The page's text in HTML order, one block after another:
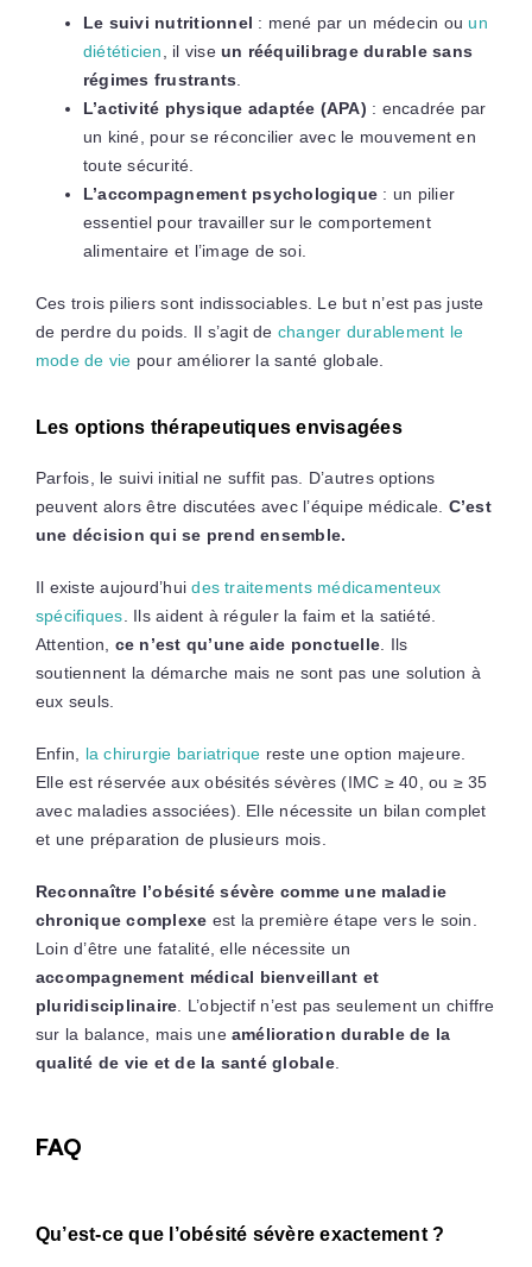
Le suivi nutritionnel : mené par un médecin ou un
diététicien
, il viseun rééquilibrage durable sans
régimes frustrants
L’activité physique adaptée (APA) : encadrée par
un kiné, pour se réconcilier avec le mouvement en
toute sécurité.
L’accompagnement psychologique : un pilier
essentiel pour travailler sur le comportement
alimentaire et l’image de soi.
Ces trois piliers sont indissociables. Le but n’est pas juste
de perdre du poids. Il s’agit de changer durablement le
mode de vie pour améliorer la santé globale.
Les options thérapeutiques envisagées
Parfois, le suivi initial ne suffit pas. D’autres options
peuvent alors être discutées avec l’équipe médicale. C’est
une décision qui se prend ensemble.
Il existe aujourd’huides traitements médicamenteux
spécifiques . Ils aident à réguler la faim et la satiété.
Attention, ce n’est qu’une aide ponctuelle . Ils
soutiennent la démarche mais ne sont pas une solution à
eux seuls.
Enfin, la chirurgie bariatrique reste une option majeure.
Elle est réservée aux obésités sévères (IMC ≥ 40, ou ≥ 35
avec maladies associées). Elle nécessite un bilan complet
et une préparation de plusieurs mois.
Reconnaître l’obésité sévère comme une maladie
chronique complexe est la première étape vers le soin.
Loin d’être une fatalité, elle nécessite un
accompagnement médical bienveillant et
pluridisciplinaire . L’objectif n’est pas seulement un chiffre
sur la balance, mais une amélioration durable de la
qualité de vie et de la santé globale.
FAQ
Qu’est-ce que l’obésité sévère exactement ?